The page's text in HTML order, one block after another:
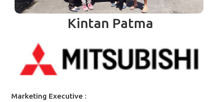
Kintan Patma
Marketing Executive :